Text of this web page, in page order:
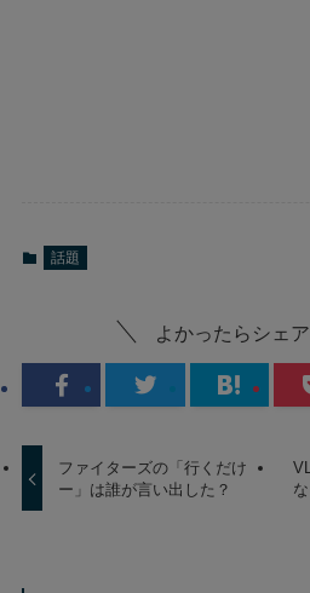
話題
よかったらシェ
ファイターズの「行くだけ
ー」は誰が言い出した？